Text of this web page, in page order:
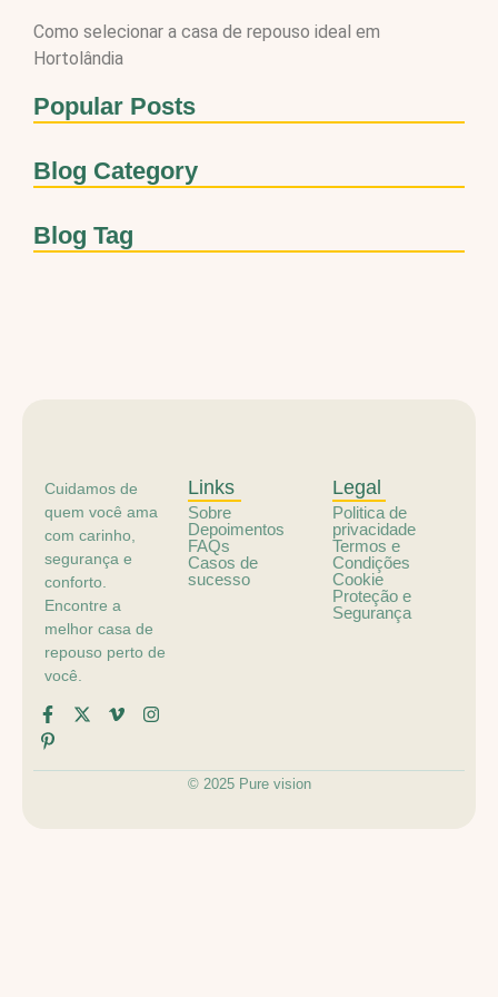
Como selecionar a casa de repouso ideal em
Hortolândia
Popular Posts
Blog Category
Blog Tag
Cuidamos de
quem você ama
com carinho,
segurança e
conforto.
Encontre a
melhor casa de
repouso perto de
você.
Links
Sobre
Depoimentos
FAQs
Casos de
sucesso
Legal
Politica de
privacidade
Termos e
Condições
Cookie
Proteção e
Segurança
© 2025 Pure vision